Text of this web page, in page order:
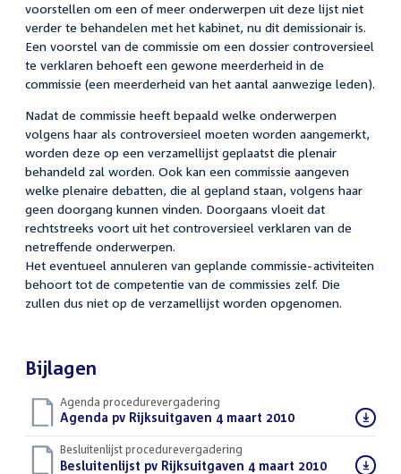
voorstellen om een of meer onderwerpen uit deze lijst niet
verder te behandelen met het kabinet, nu dit demissionair is.
Een voorstel van de commissie om een dossier controversieel
te verklaren behoeft een gewone meerderheid in de
commissie (een meerderheid van het aantal aanwezige leden).
Nadat de commissie heeft bepaald welke onderwerpen
volgens haar als controversieel moeten worden aangemerkt,
worden deze op een verzamellijst geplaatst die plenair
behandeld zal worden. Ook kan een commissie aangeven
welke plenaire debatten, die al gepland staan, volgens haar
geen doorgang kunnen vinden. Doorgaans vloeit dat
rechtstreeks voort uit het controversieel verklaren van de
netreffende onderwerpen.
Het eventueel annuleren van geplande commissie-activiteiten
behoort tot de competentie van de commissies zelf. Die
zullen dus niet op de verzamellijst worden opgenomen.
Bijlagen
Agenda procedurevergadering
Download
bestand:
Agenda pv Rijksuitgaven 4 maart 2010(PDF)
Besluitenlijst procedurevergadering
Download
Besluitenlijst pv Rijksuitgaven 4 maart 2010(PDF)